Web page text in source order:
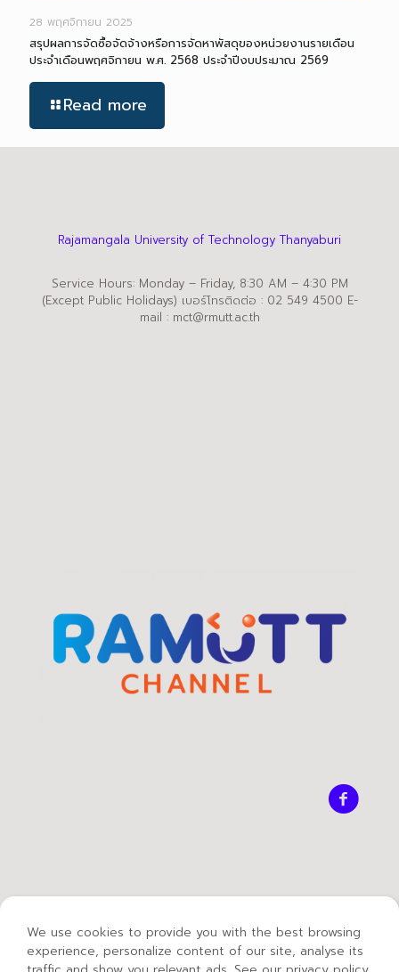
28 พฤศจิกายน 2025
สรุปผลการจัดซื้อจัดจ้างหรือการจัดหาพัสดุของหน่วยงานรายเดือน
ประจำเดือนพฤศจิกายน พ.ศ. 2568 ประจำปีงบประมาณ 2569
Read more
Rajamangala University of Technology Thanyaburi
Service Hours: Monday – Friday, 8:30 AM – 4:30 PM
(Except Public Holidays) เบอร์โทรติดต่อ : 02 549 4500 E-
mail : mct@rmutt.ac.th
We use cookies to provide you with the best browsing
experience, personalize content of our site, analyse its